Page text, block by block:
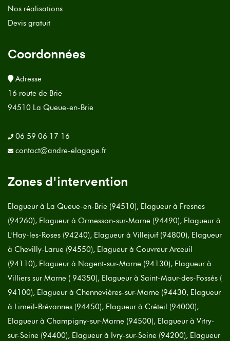
Nos réalisations
Devis gratuit
Coordonnées
Adresse
16 route de Brie
94510 La Queue-en-Brie
06 59 06 17 16
contact@andre-elagage.fr
Zones d'intervention
Elagueur à La Queue-en-Brie (94510), Elagueur à Fresnes
(94260), Elagueur à Ormesson-sur-Marne (94490), Elagueur à
L'Haÿ-les-Roses (94240), Elagueur à Villejuif (94800), Elagueur
à Chevilly-Larue (94550), Elagueur à Couvreur Arceuil
(94110), Elagueur à Nogent-sur-Marne (94130), Elagueur à
Villiers sur Marne ( 94350), Elagueur à Saint-Maur-des-Fossés (
94100), Elagueur à Chennevières-sur-Marne (94430, Elagueur
à Limeil-Brévannes (94450), Elagueur à Créteil (94000),
Elagueur à Champigny-sur-Marne (94500), Elagueur à Vitry-
sur-Seine (94400), Elagueur à Ivry-sur-Seine (94200), Elagueur